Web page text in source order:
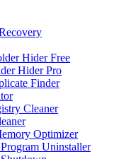
Hider Free
Hider Pro
Finder
Cleaner
Optimizer
Uninstaller